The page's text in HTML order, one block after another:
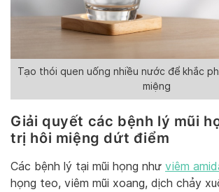
Tạo thói quen uống nhiều nước để khắc
miệng
Giải quyết các bệnh lý mũi
trị hôi miệng dứt điểm
Các bệnh lý tại mũi họng như viêm
họng teo, viêm mũi xoang, dịch chảy